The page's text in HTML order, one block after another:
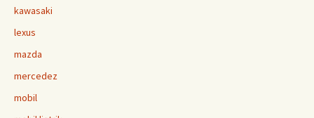
kawasaki
lexus
mazda
mercedez
mobil